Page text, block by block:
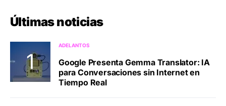
Últimas noticias
ADELANTOS
Google Presenta Gemma Translator: IA
para Conversaciones sin Internet en
Tiempo Real